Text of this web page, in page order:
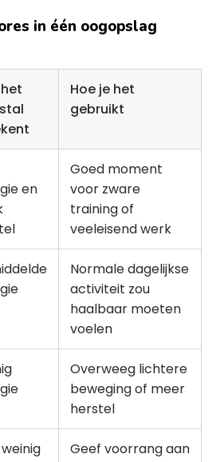
in één oogopslag
Hoe je het
gebruikt
en
Goed moment
voor zware
training of
veeleisend werk
Normale dagelijkse
activiteit zou
haalbaar moeten
voelen
Overweeg lichtere
beweging of meer
herstel
Geef voorrang aan